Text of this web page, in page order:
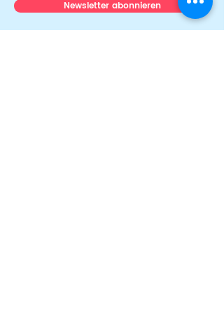
Newsletter abonnieren